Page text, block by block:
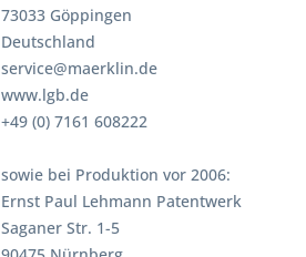
73033 Göppingen
Deutschland
service@maerklin.de
www.lgb.de
+49 (0) 7161 608222
sowie bei Produktion vor 2006:
Ernst Paul Lehmann Patentwerk
Saganer Str. 1-5